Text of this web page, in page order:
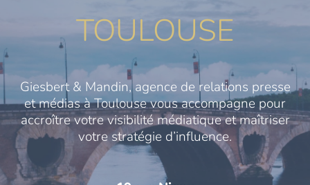
TOULOUSE
Giesbert & Mandin, agence de relations presse
et médias à Toulouse vous accompagne pour
accroître votre visibilité médiatique et maîtriser
votre stratégie d’influence.